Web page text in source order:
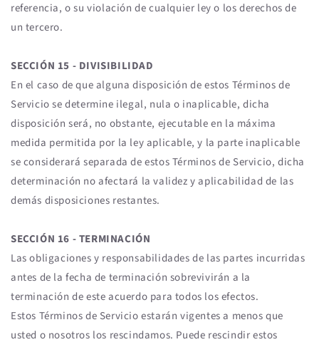
referencia, o su violación de cualquier ley o los derechos de
un tercero.
SECCIÓN 15 - DIVISIBILIDAD
En el caso de que alguna disposición de estos Términos de
Servicio se determine ilegal, nula o inaplicable, dicha
disposición será, no obstante, ejecutable en la máxima
medida permitida por la ley aplicable, y la parte inaplicable
se considerará separada de estos Términos de Servicio, dicha
determinación no afectará la validez y aplicabilidad de las
demás disposiciones restantes.
SECCIÓN 16 - TERMINACIÓN
Las obligaciones y responsabilidades de las partes incurridas
antes de la fecha de terminación sobrevivirán a la
terminación de este acuerdo para todos los efectos.
Estos Términos de Servicio estarán vigentes a menos que
usted o nosotros los rescindamos. Puede rescindir estos